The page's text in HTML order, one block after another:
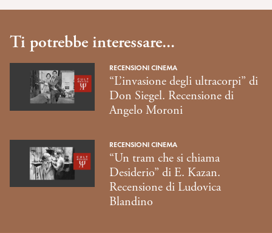
Ti potrebbe interessare...
RECENSIONI CINEMA
“L’invasione degli ultracorpi” di
Don Siegel. Recensione di
Angelo Moroni
RECENSIONI CINEMA
“Un tram che si chiama
Desiderio” di E. Kazan.
Recensione di Ludovica
Blandino